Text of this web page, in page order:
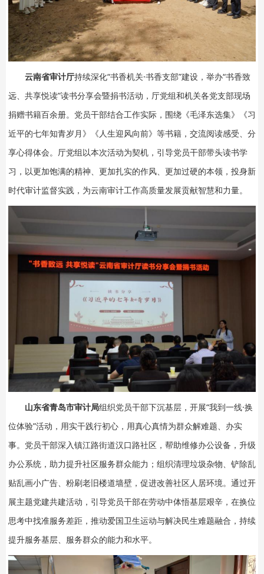
云南省审计厅持续深化“书香机关·书香支部”建设，举办“书香致
远、共享悦读”读书分享会暨捐书活动，厅党组和机关各党支部现场
捐赠书籍百余册。党员干部结合工作实际，围绕《毛泽东选集》《习
近平的七年知青岁月》《人生迎风向前》等书籍，交流阅读感受、分
享心得体会。厅党组以本次活动为契机，引导党员干部带头读书学
习，以更加饱满的精神、更加扎实的作风、更加过硬的本领，投身新
时代审计监督实践，为云南审计工作高质量发展贡献智慧和力量。
山东省青岛市审计局组织党员干部下沉基层，开展“我到一线·换
位体验”活动，用实干践行初心，用真心真情为群众解难题、办实
事。党员干部深入镇江路街道汉口路社区，帮助维修办公设备，升级
办公系统，助力提升社区服务群众能力；组织清理垃圾杂物、铲除乱
贴乱画小广告、粉刷老旧楼道墙壁，促进改善社区人居环境。通过开
展主题党建共建活动，引导党员干部在劳动中体悟基层艰辛，在换位
思考中找准服务差距，推动爱国卫生运动与解决民生难题融合，持续
提升服务基层、服务群众的能力和水平。